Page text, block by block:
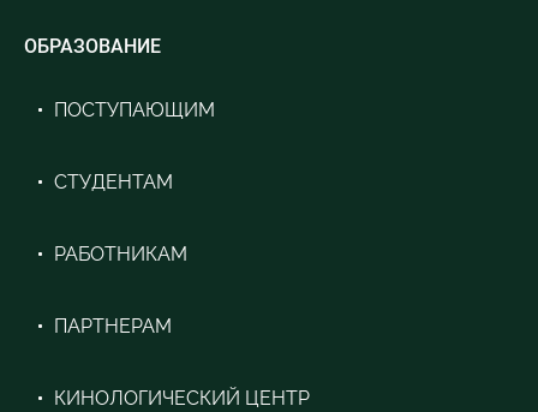
ОБРАЗОВАНИЕ
ПОСТУПАЮЩИМ
СТУДЕНТАМ
РАБОТНИКАМ
ПАРТНЕРАМ
КИНОЛОГИЧЕСКИЙ ЦЕНТР